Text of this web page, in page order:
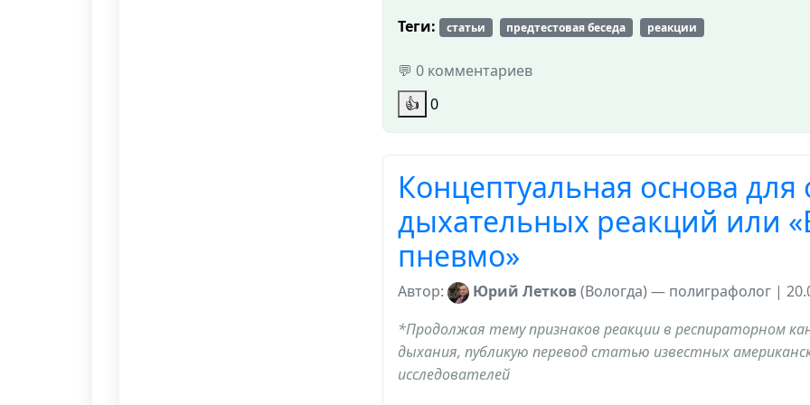
Теги: статьи предтестовая беседа реакции
💬 0 комментариев
👍 0
Концептуальная основа для
дыхательных реакций или
пневмо»
Автор: Юрий Летков(Вологда) — полиграфолог |
*Продолжая тему признаков реакции в респираторном
дыхания, публикую перевод статью известных
исследователей